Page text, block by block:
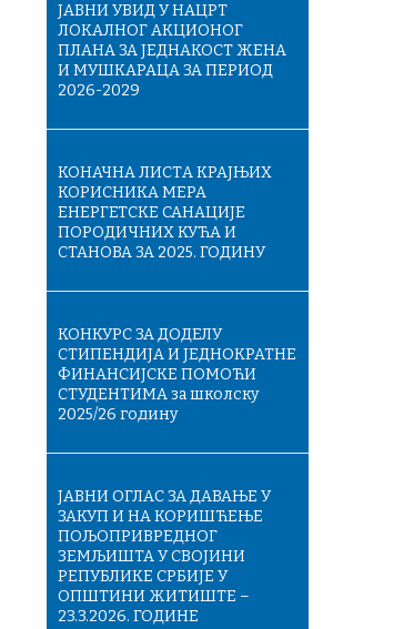
ЈАВНИ УВИД У НАЦРТ
ЛОКАЛНОГ АКЦИОНОГ
ПЛАНА ЗА ЈЕДНАКОСТ ЖЕНА
И МУШКАРАЦА ЗА ПЕРИОД
2026-2029
КОНАЧНA ЛИСТA КРАЈЊИХ
КОРИСНИКА МЕРА
ЕНЕРГЕТСКЕ САНАЦИЈЕ
ПОРОДИЧНИХ КУЋА И
СТАНОВА ЗА 2025. ГОДИНУ
КОНКУРС ЗА ДОДЕЛУ
СТИПЕНДИЈА И ЈЕДНОКРАТНЕ
ФИНАНСИЈСКЕ ПОМОЋИ
СТУДЕНТИМА за школску
2025/26 годину
ЈАВНИ ОГЛАС ЗА ДАВАЊЕ У
ЗАКУП И НА КОРИШЋЕЊЕ
ПОЉОПРИВРЕДНОГ
ЗЕМЉИШТА У СВОЈИНИ
РЕПУБЛИКЕ СРБИЈЕ У
ОПШТИНИ ЖИТИШТЕ –
23.3.2026. ГОДИНЕ